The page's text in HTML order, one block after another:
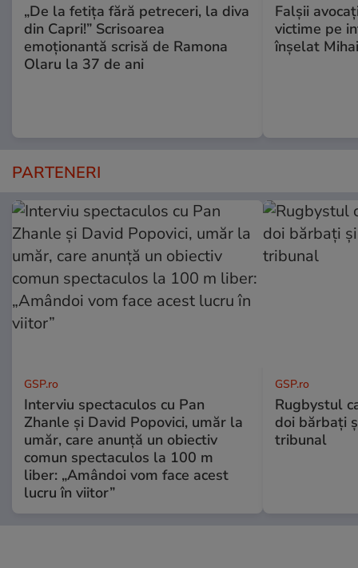
„De la fetița fără petreceri, la diva
din Capri!” Scrisoarea
emoționantă scrisă de Ramona
Olaru la 37 de ani
Falşii
victime pe
înşelat
PARTENERI
GSP.ro
Interviu spectaculos cu Pan
Zhanle și David Popovici, umăr la
umăr, care anunță un obiectiv
comun spectaculos la 100 m
liber: „Amândoi vom face acest
lucru în viitor”
GSP.ro
Rugbystul
doi bărbați
tribunal